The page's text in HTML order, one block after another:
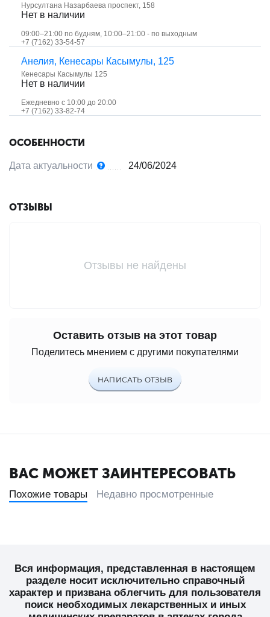
​Нурсултана Назарбаева проспект, 158
Нет в наличии
09:00–21:00 по будням, 10:00–21:00 - по выходным
+7 (7162) 33-54-57
Анелия, ​Кенесары Касымулы, 125
Кенесары Касымулы 125
Нет в наличии
Ежедневно с 10:00 до 20:00
+7 (7162) 33-82-74
ОСОБЕННОСТИ
Дата актуальности 24/06/2024
ОТЗЫВЫ
Отзывы не найдены
Оставить отзыв на этот товар
Поделитесь мнением с другими покупателями
НАПИСАТЬ ОТЗЫВ
ВАС МОЖЕТ ЗАИНТЕРЕСОВАТЬ
Похожие товары Недавно просмотренные
Вся информация, представленная в настоящем
разделе носит исключительно справочный
характер и призвана облегчить для пользователя
поиск необходимых лекарственных и иных